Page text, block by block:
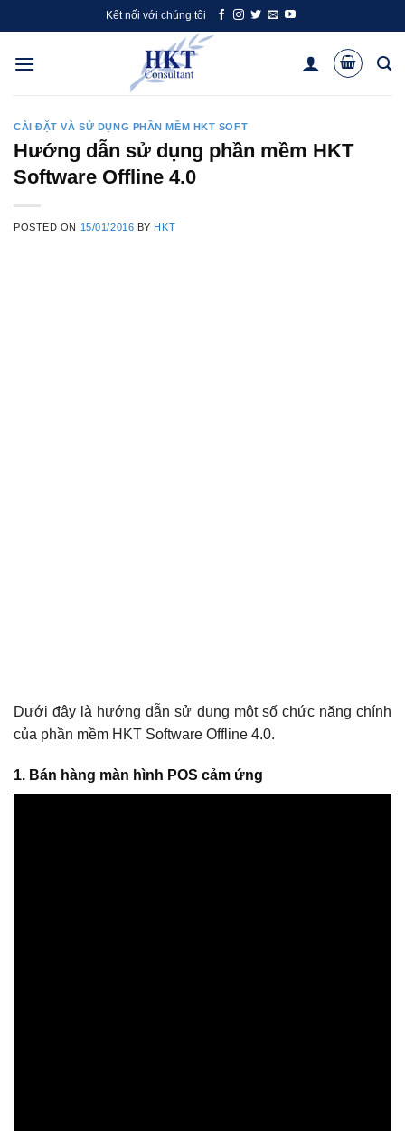
to
content
Kết nối với chúng tôi
CÀI ĐẶT VÀ SỬ DỤNG PHẦN MỀM HKT SOFT
Hướng dẫn sử dụng phần mềm HKT
Software Offline 4.0
POSTED ON 15/01/2016 BY HKT
Dưới đây là hướng dẫn sử dụng một số chức năng chính
của phần mềm HKT Software Offline 4.0.
1. Bán hàng màn hình POS cảm ứng